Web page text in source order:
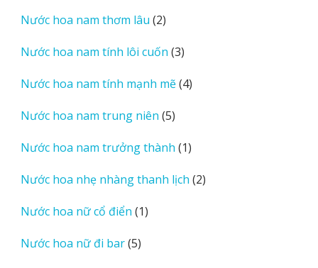
Nước hoa nam thơm lâu 22
phẩm
Nước hoa nam tính lôi cuốn 33
phẩm
Nước hoa nam tính mạnh mẽ 44
Nước hoa nam trung niên 55
phẩm
Nước hoa nam trưởng thành 11
phẩm
Nước hoa nhẹ nhàng thanh lịch 22
Nước hoa nữ cổ điển 11
Nước hoa nữ đi bar 55